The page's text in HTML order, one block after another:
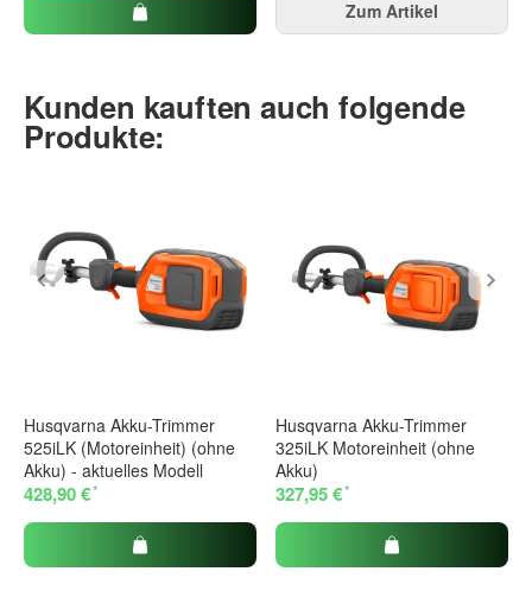
Zum Artikel
Kunden kauften auch folgende
Produkte:
Husqvarna Akku-Trimmer
525iLK (Motoreinheit) (ohne
Akku) - aktuelles Modell
428,90 €*
Husqvarna Akku-Trimmer
325iLK Motoreinheit (ohne
Akku)
327,95 €*